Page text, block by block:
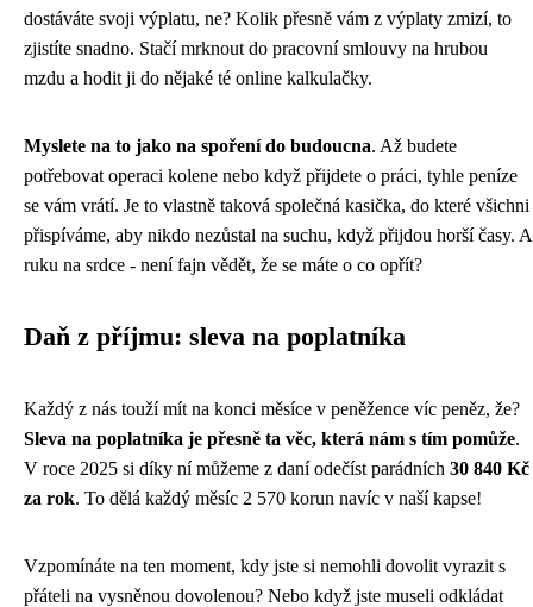
dostáváte svoji výplatu, ne? Kolik přesně vám z výplaty zmizí, to
zjistíte snadno. Stačí mrknout do pracovní smlouvy na hrubou
mzdu a hodit ji do nějaké té online kalkulačky.
Myslete na to jako na spoření do budoucna. Až budete
potřebovat operaci kolene nebo když přijdete o práci, tyhle peníze
se vám vrátí. Je to vlastně taková společná kasička, do které všichni
přispíváme, aby nikdo nezůstal na suchu, když přijdou horší časy. A
ruku na srdce - není fajn vědět, že se máte o co opřít?
Daň z příjmu: sleva na poplatníka
Každý z nás touží mít na konci měsíce v peněžence víc peněz, že?
Sleva na poplatníka je přesně ta věc, která nám s tím pomůže.
V roce 2025 si díky ní můžeme z daní odečíst parádních 30 840 Kč
za rok. To dělá každý měsíc 2 570 korun navíc v naší kapse!
Vzpomínáte na ten moment, kdy jste si nemohli dovolit vyrazit s
přáteli na vysněnou dovolenou? Nebo když jste museli odkládat